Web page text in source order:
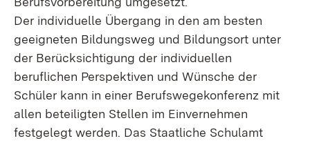
Der individuelle Übergang in den am besten
geeigneten Bildungsweg und Bildungsort unter
der Berücksichtigung der individuellen
beruflichen Perspektiven und Wünsche der
Schüler kann in einer Berufswegekonferenz mit
allen beteiligten Stellen im Einvernehmen
festgelegt werden. Das Staatliche Schulamt